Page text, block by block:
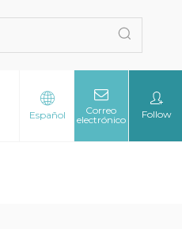
Sobre Nosotros
Español
Correo
electrónico
Follow